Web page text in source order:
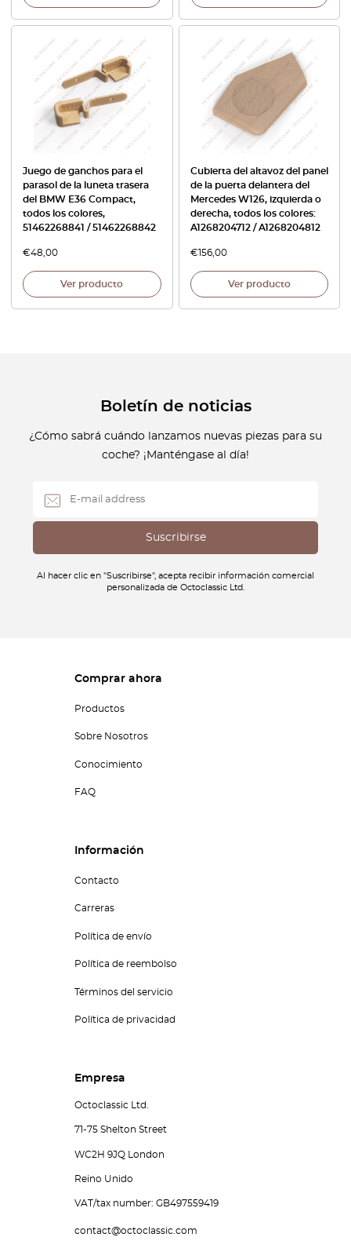
Juego de ganchos para el
parasol de la luneta trasera
del BMW E36 Compact,
todos los colores,
51462268841 / 51462268842
€48,00
Ver producto
Cubierta del altavoz del panel
de la puerta delantera del
Mercedes W126, izquierda o
derecha, todos los colores:
A1268204712 / A1268204812
€ 156,00
Ver producto
Boletín de noticias
¿Cómo sabrá cuándo lanzamos nuevas piezas para su
coche? ¡Manténgase al día!
Al hacer clic en "Suscribirse", acepta recibir información comercial
personalizada de Octoclassic Ltd.
Comprar ahora
Productos
Sobre Nosotros
Conocimiento
FAQ
Información
Contacto
Carreras
Política de envío
Política de reembolso
Términos del servicio
Política de privacidad
Empresa
Octoclassic Ltd.
71-75 Shelton Street
WC2H 9JQ London
Reino Unido
VAT/tax number: GB497559419
contact@octoclassic.com